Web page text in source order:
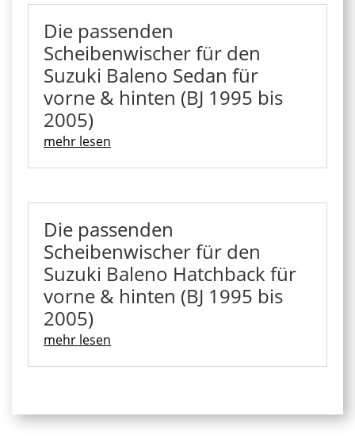
Die passenden
Scheibenwischer für den
Suzuki Baleno Sedan für
vorne & hinten (BJ 1995 bis
2005)
mehr lesen
Die passenden
Scheibenwischer für den
Suzuki Baleno Hatchback für
vorne & hinten (BJ 1995 bis
2005)
mehr lesen